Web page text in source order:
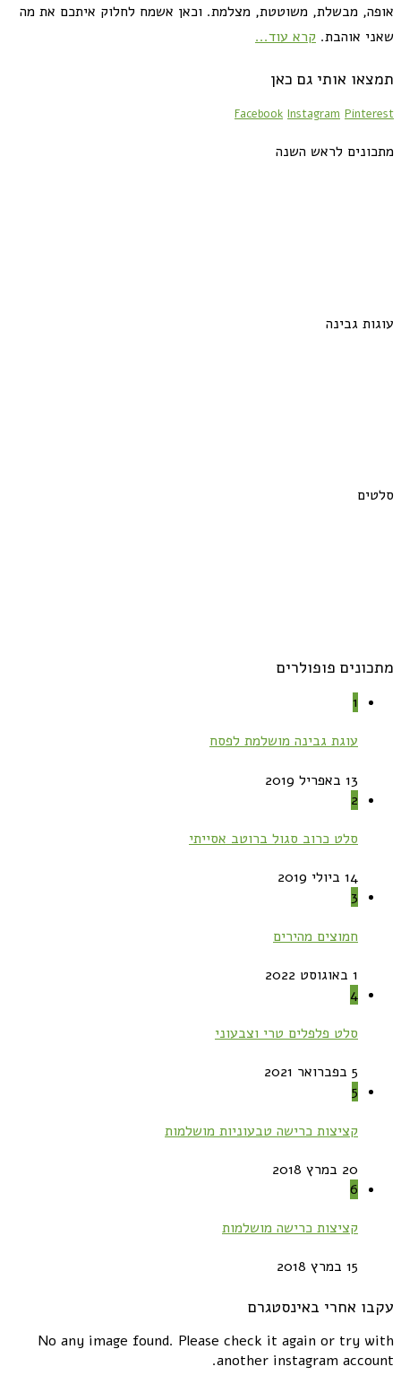
אופה, מבשלת, משוטטת, מצלמת. וכאן אשמח לחלוק איתכם את מה
שאני אוהבת. קרא עוד...
תמצאו אותי גם כאן
Facebook Instagram Pinterest
מתכונים לראש השנה
עוגות גבינה
סלטים
מתכונים פופולרים
1
עוגת גבינה מושלמת לפסח
13 באפריל 2019
2
סלט כרוב סגול ברוטב אסייתי
14 ביולי 2019
3
חמוצים מהירים
1 באוגוסט 2022
4
סלט פלפלים טרי וצבעוני
5 בפברואר 2021
5
קציצות כרישה טבעוניות מושלמות
20 במרץ 2018
6
קציצות כרישה מושלמות
15 במרץ 2018
עקבו אחרי באינסטגרם
No any image found. Please check it again or try with
another instagram account.